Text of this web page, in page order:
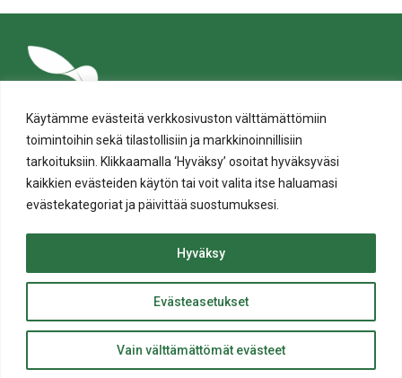
Käytämme evästeitä verkkosivuston välttämättömiin
toimintoihin sekä tilastollisiin ja markkinoinnillisiin
tarkoituksiin. Klikkaamalla ‘Hyväksy’ osoitat hyväksyväsi
kaikkien evästeiden käytön tai voit valita itse haluamasi
evästekategoriat ja päivittää suostumuksesi.
Evästeasetukset
Vain välttämättömät evästeet
Hyväksy
ylös
© Salon kaupunki 2020 • All rights reserved.
Website crafted byEvermade.